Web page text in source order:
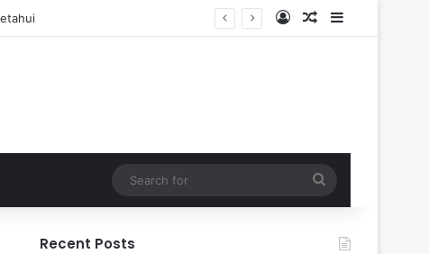
Log InRandom Article
Sidebar
for
Recent Posts